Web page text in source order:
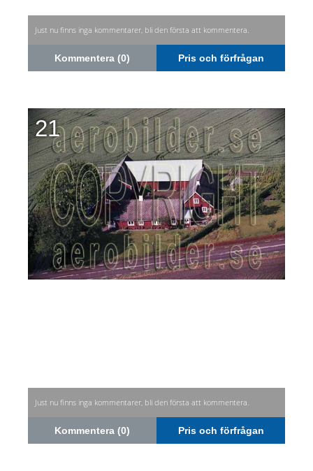
Just nu finns inga kommentarer, bli den första att kommentera.
Kommentera (0) Pris och förfrågan
21
Just nu finns inga kommentarer, bli den första att kommentera.
Kommentera (0) Pris och förfrågan